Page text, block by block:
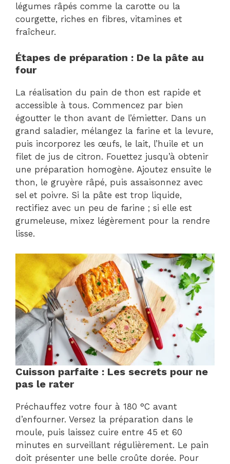
légumes râpés comme la carotte ou la
courgette, riches en fibres, vitamines et
fraîcheur.
Étapes de préparation : De la pâte au
four
La réalisation du pain de thon est rapide et
accessible à tous. Commencez par bien
égoutter le thon avant de l’émietter. Dans un
grand saladier, mélangez la farine et la levure,
puis incorporez les œufs, le lait, l’huile et un
filet de jus de citron. Fouettez jusqu’à obtenir
une préparation homogène. Ajoutez ensuite le
thon, le gruyère râpé, puis assaisonnez avec
sel et poivre. Si la pâte est trop liquide,
rectifiez avec un peu de farine ; si elle est
grumeleuse, mixez légèrement pour la rendre
lisse.
Cuisson parfaite : Les secrets pour ne
pas le rater
Préchauffez votre four à 180 °C avant
d’enfourner. Versez la préparation dans le
moule, puis laissez cuire entre 45 et 60
minutes en surveillant régulièrement. Le pain
doit présenter une belle croûte dorée. Pour